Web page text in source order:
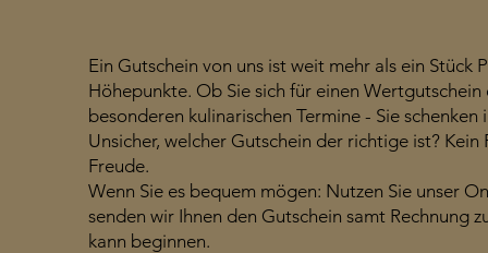
Ein Gutschein von uns ist weit mehr als ein Stück
Höhepunkte. Ob Sie sich für einen
besonderen kulinarischen Termine - Sie
Unsicher, welcher Gutschein der richtige ist?
Freude.
Wenn Sie es bequem mögen: Nutzen Sie unser
senden wir Ihnen den Gutschein samt Rechnung
kann beginnen.